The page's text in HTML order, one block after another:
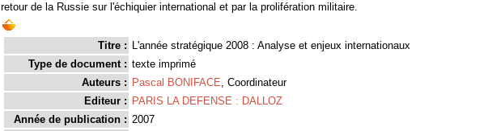
retour de la Russie sur l'échiquier international et par la prolifération militaire.
Titre : L'année stratégique 2008 : Analyse et enjeux internationaux
Type de document : texte imprimé
Auteurs : Pascal BONIFACE, Coordinateur
Editeur : PARIS LA DEFENSE : DALLOZ
Année de publication : 2007